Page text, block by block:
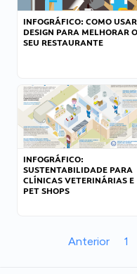
INFOGRÁFICO: COMO
DESIGN PARA MELHORAR O
SEU RESTAURANTE
INFOGRÁFICO:
SUSTENTABILIDADE PARA
CLÍNICAS VETERINÁRIAS E
PET SHOPS
Anterior 1